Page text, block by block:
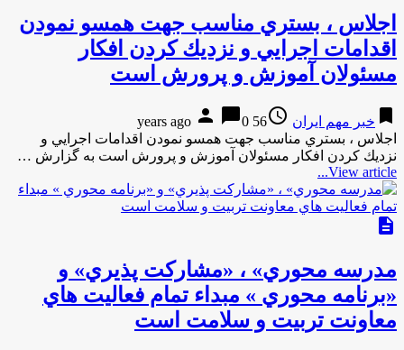
اجلاس ، بستري مناسب جهت همسو نمودن
اقدامات اجرايي و نزديك كردن افكار
مسئولان آموزش و پرورش است
bookmark خبر مهم ایران access_time
56 years ago
person chat_bubble0
اجلاس ، بستري مناسب جهت همسو نمودن اقدامات اجرايي و
نزديك كردن افكار مسئولان آموزش و پرورش است به گزارش …
View article...
description
مدرسه محوري» ، «مشاركت پذيري» و
«برنامه محوري » مبداء تمام فعاليت هاي
معاونت تربيت و سلامت است